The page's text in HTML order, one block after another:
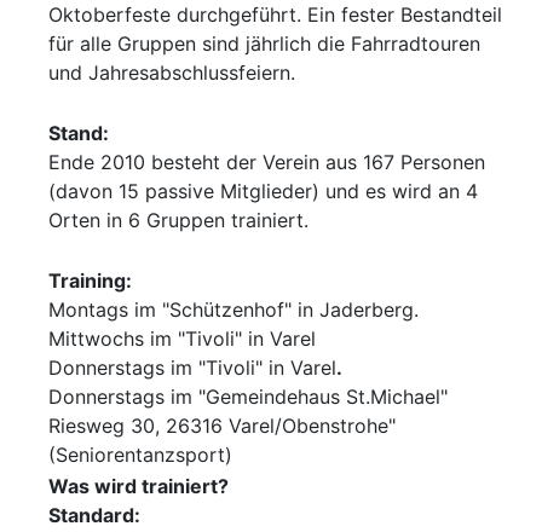
Oktoberfeste durchgeführt. Ein fester Bestandteil
für alle Gruppen sind jährlich die Fahrradtouren
und Jahresabschlussfeiern.
Stand:
Ende 2010 besteht der Verein aus 167 Personen
(davon 15 passive Mitglieder) und es wird an 4
Orten in 6 Gruppen trainiert.
Training:
Montags im "Schützenhof" in Jaderberg.
Mittwochs im "Tivoli" in Varel
Donnerstags im "Tivoli" in Varel.
Donnerstags im "Gemeindehaus St.Michael"
Riesweg 30, 26316 Varel/Obenstrohe"
(Seniorentanzsport)
Was wird trainiert?
Standard: